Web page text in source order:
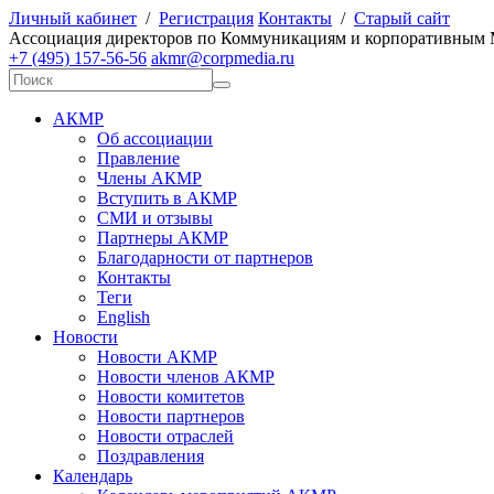
Личный кабинет / Регистрация Контакты / Старый сайт
Ассоциация директоров по Коммуникациям и корпоративным
+7 (495) 157-56-56 akmr@corpmedia.ru
АКМР
Об ассоциации
Правление
Члены АКМР
Вступить в АКМР
СМИ и отзывы
Партнеры АКМР
Благодарности от партнеров
Контакты
Теги
English
Новости
Новости АКМР
Новости членов АКМР
Новости комитетов
Новости партнеров
Новости отраслей
Поздравления
Календарь